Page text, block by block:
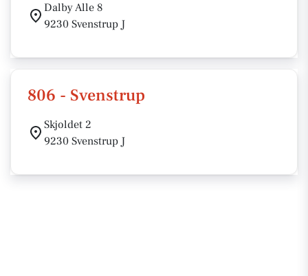
Dalby Alle 8
9230 Svenstrup J
806 - Svenstrup
Skjoldet 2
9230 Svenstrup J